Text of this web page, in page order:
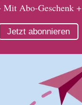
Mit Abo-Geschenk +
Jetzt abonnieren